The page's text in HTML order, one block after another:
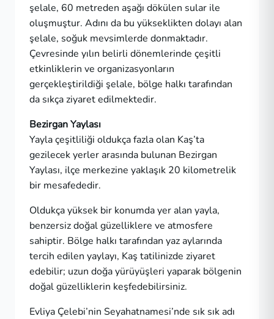
şelale, 60 metreden aşağı dökülen sular ile
oluşmuştur. Adını da bu yükseklikten dolayı alan
şelale, soğuk mevsimlerde donmaktadır.
Çevresinde yılın belirli dönemlerinde çeşitli
etkinliklerin ve organizasyonların
gerçekleştirildiği şelale, bölge halkı tarafından
da sıkça ziyaret edilmektedir.
Bezirgan Yaylası
Yayla çeşitliliği oldukça fazla olan Kaş’ta
gezilecek yerler arasında bulunan Bezirgan
Yaylası, ilçe merkezine yaklaşık 20 kilometrelik
bir mesafededir.
Oldukça yüksek bir konumda yer alan yayla,
benzersiz doğal güzelliklere ve atmosfere
sahiptir. Bölge halkı tarafından yaz aylarında
tercih edilen yaylayı, Kaş tatilinizde ziyaret
edebilir; uzun doğa yürüyüşleri yaparak bölgenin
doğal güzelliklerin keşfedebilirsiniz.
Evliya Çelebi’nin Seyahatnamesi’nde sık sık adı